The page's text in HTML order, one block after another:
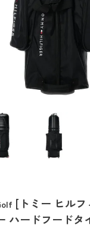
[トミー ヒル
ハードフードタ